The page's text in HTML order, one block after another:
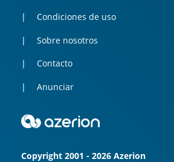
Condiciones de uso
Sobre nosotros
Contacto
Anunciar
Copyright 2001 - 2026 Azerion